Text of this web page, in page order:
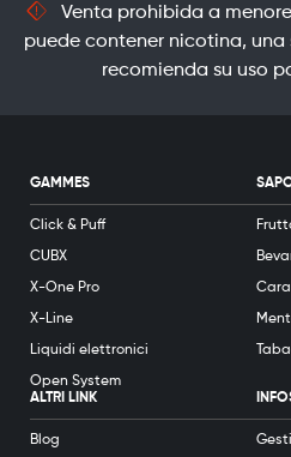
Venta prohibida a
puede contener nicotina,
recomienda su uso
GAMMES
Click & Puff
CUBX
X-One Pro
X-Line
Liquidi elettronici
Open System
ALTRI LINK
Blog